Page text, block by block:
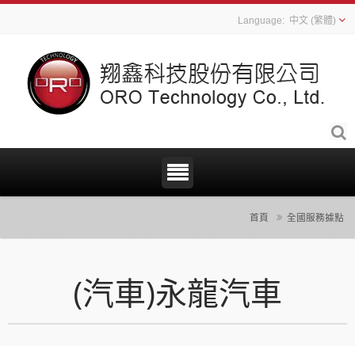
中文 (繁體)
首頁 全國服務據點
(汽車)永龍汽車